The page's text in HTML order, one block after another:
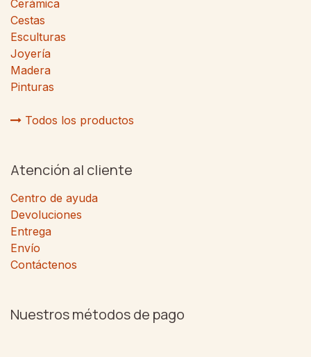
Cerámica
Cestas
Esculturas
Joyería
Madera
Pinturas
Todos los productos
Atención al cliente
Centro de ayuda
Devoluciones
Entrega
Envío
Contáctenos
Nuestros métodos de pago